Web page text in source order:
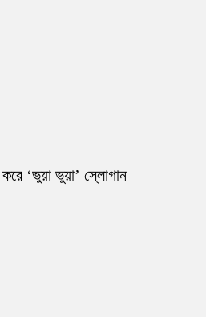
‘ভুয়া ভুয়া’ স্লোগান